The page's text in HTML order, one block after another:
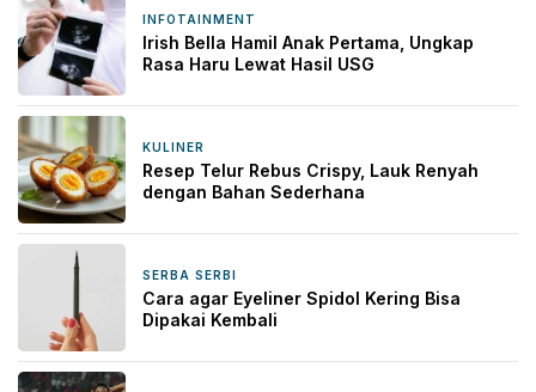
INFOTAINMENT
Irish Bella Hamil Anak Pertama, Ungkap
Rasa Haru Lewat Hasil USG
KULINER
Resep Telur Rebus Crispy, Lauk Renyah
dengan Bahan Sederhana
SERBA SERBI
Cara agar Eyeliner Spidol Kering Bisa
Dipakai Kembali